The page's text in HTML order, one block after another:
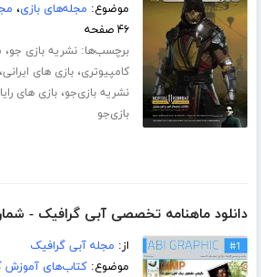
موضوع: مجله‌های بازی،
۴۶ صفحه
برچسب‌ها:نشریه بازی جو،
کامپیوتری،بازی های ایرانی
نشریه بازی‌جو،بازی های
بازی‌جو
دانلود ماهنامه تخصصی آبی گرافیک -
از: مجله آبی گرافیک
موضوع:کتاب‌های آموزش